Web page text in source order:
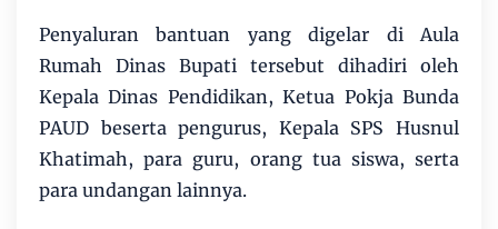
Penyaluran bantuan yang digelar di Aula
Rumah Dinas Bupati tersebut dihadiri oleh
Kepala Dinas Pendidikan, Ketua Pokja Bunda
PAUD beserta pengurus, Kepala SPS Husnul
Khatimah, para guru, orang tua siswa, serta
para undangan lainnya.